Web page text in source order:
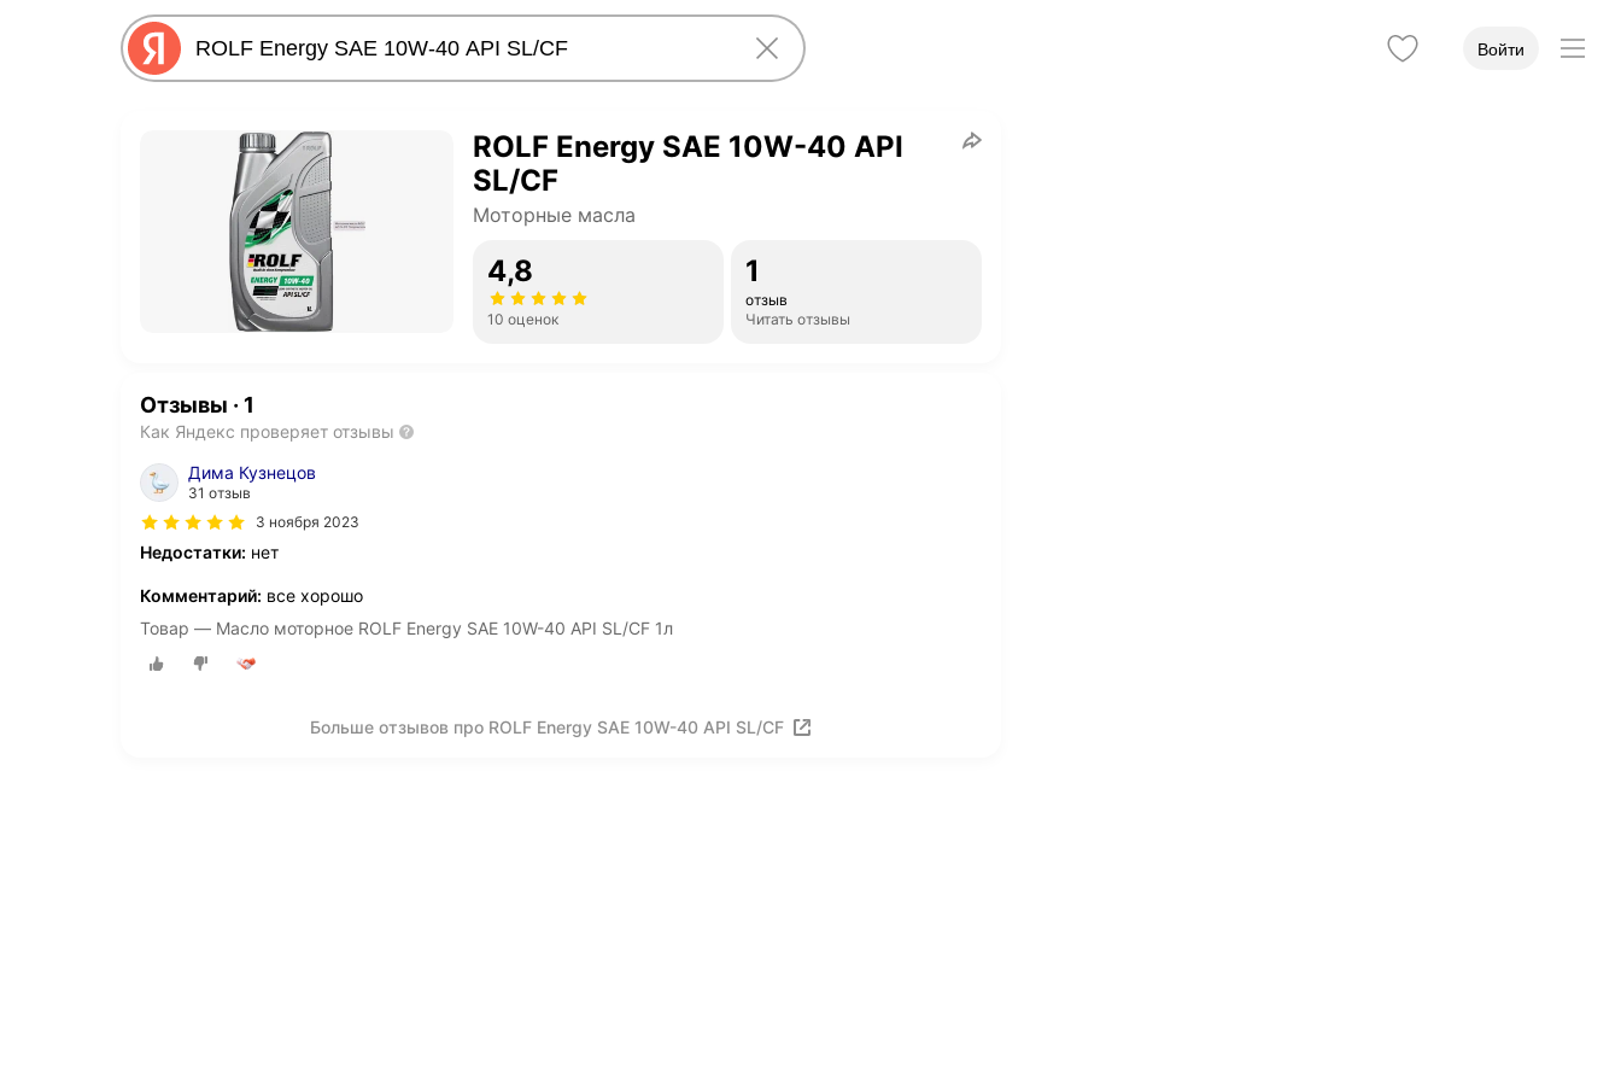
Войти
ROLF Energy SAE 10W-40 API
SL/CF
Моторные масла
4,8
10 оценок
1
отзыв
Читать отзывы
Отзывы · 1
Как Яндекс проверяет отзывы
Дима Кузнецов
31 отзыв
3 ноября 2023
Недостатки: нет
Комментарий: все хорошо
Товар — Масло моторное ROLF Energy SAE 10W-40 API SL/CF 1л
Больше отзывов про ROLF Energy SAE 10W-40 API SL/CF